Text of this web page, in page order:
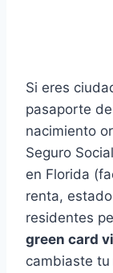
Si eres
pasaporte
nacimiento
Seguro
en Florida
renta,
residentes
green card
cambiaste